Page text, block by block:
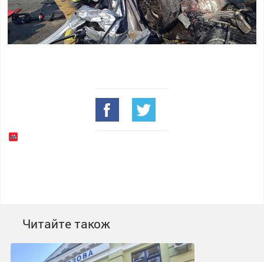
Читайте також